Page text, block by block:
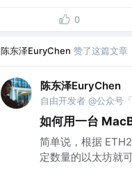
0
陈东泽EuryChen 赞了这篇文章
陈东泽EuryChen
自由开发者 @公众号「
如何用一台
简单说，根据
定数量的以太坊就